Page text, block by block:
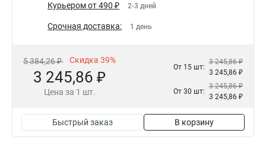
Курьером от 490 ₽ 2-3 дней
Срочная доставка: 1 день
5 384,26 ₽ Скидка 39%
3 245,86 ₽
Цена за 1 шт.
От 15 шт:
3 245,86 ₽
3 245,86 ₽
От 30 шт:
3 245,86 ₽
3 245,86 ₽
Быстрый заказ В корзину